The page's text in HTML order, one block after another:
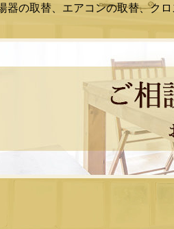
器の取替、エアコンの取替、ク